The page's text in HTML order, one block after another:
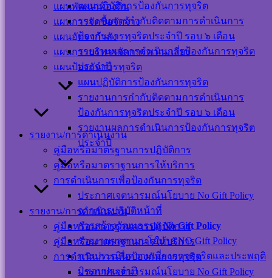
แผนปฏิบัติการป้องกันการทุจริต
รายงานการกำกับติดตามการดำเนินการ
ป้องกันการทุจริตประจำปี รอบ ๖ เดือน
รายงานผลการดำเนินการป้องกันการทุจริต
ประจำปี
รายงาน/การดำเนินงาน
คู่มือหรือมาตรฐานการปฏิบัติการ
คู่มือหรือมาตราฐานการให้บริการ
การดำเนินการเพื่อป้องกันการทุจริต
ประกาศเจตนารมณ์นโยบาย No Gift Policy
จากการปฏิบัติหน้าที่
การสร้างวัฒนธรรมNo Gift Policy
รายงานผลตามนโยบาย NO Gift Policy
การประเมินความเสี่ยงการทุจริตและประพฤติ
มิชอบประจำปี
แผนพัฒนาท้องถิ่น
แผนการจัดซื้อจัดจ้าง
แผนอัตรากำลัง
แผนการบริหารจัดการความเสี่ยง
แผนป้องกันการทุจริต
แผนปฏิบัติการป้องกันการทุจริต
รายงานการกำกับติดตามการดำเนินการ
ป้องกันการทุจริตประจำปี รอบ ๖ เดือน
รายงานผลการดำเนินการป้องกันการทุจริต
ประจำปี
รายงาน/การดำเนินงาน
คู่มือหรือมาตรฐานการปฏิบัติการ
คู่มือหรือมาตราฐานการให้บริการ
การดำเนินการเพื่อป้องกันการทุจริต
ประกาศเจตนารมณ์นโยบาย No Gift Policy
ออนไลน์
แผนผังเว็บไซต์
คุ้มครองข้อมูล
ส่วนบุคคล และ
นโยบายการ
มั่นคงปลอดภัย